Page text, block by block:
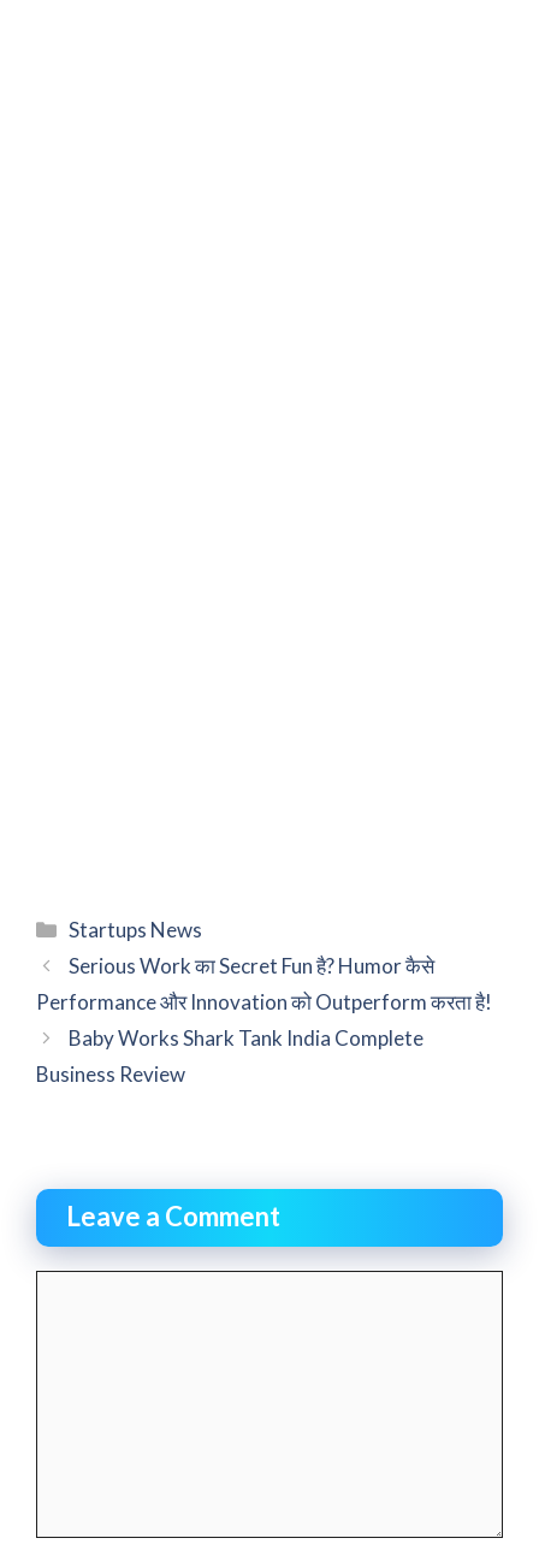
Categories
Startups News
Serious Work का Secret Fun है? Humor कैसे
Performance और Innovation को Outperform करता है!
Baby Works Shark Tank India Complete
Business Review
Leave a Comment